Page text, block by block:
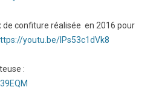
de confiture réalisée en 2016 pour
youtu.be/lPs53c1dVk8
: